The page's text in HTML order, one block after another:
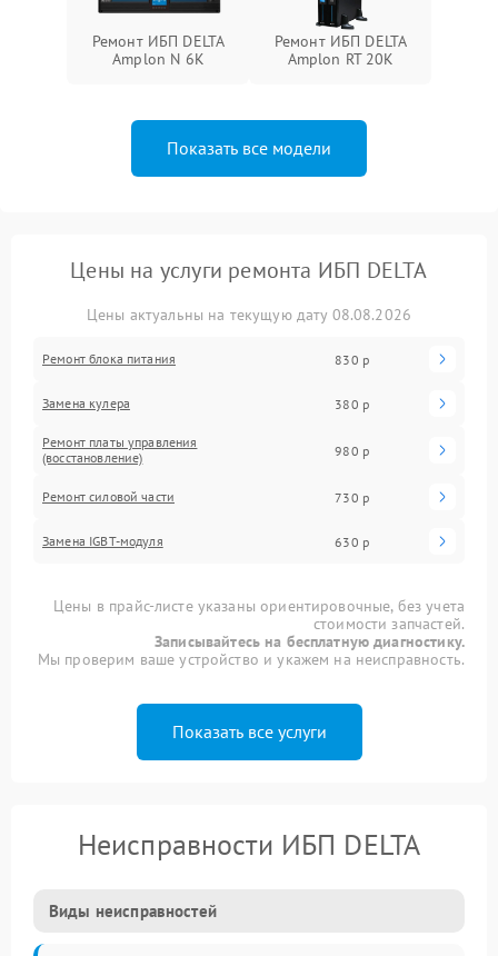
Ремонт ИБП DELTA
Amplon N 6K
Ремонт ИБП DELTA
Amplon RT 20K
Показать все модели
Цены на услуги ремонта ИБП DELTA
Цены актуальны на текущую дату 08.08.2026
Ремонт блока питания 830 р
Замена кулера 380 р
Ремонт платы управления
(восстановление)
980 р
Ремонт силовой части 730 р
Замена IGBT-модуля 630 р
Цены в прайс-листе указаны ориентировочные, без учета
стоимости запчастей.
Записывайтесь на бесплатную диагностику.
Мы проверим ваше устройство и укажем на неисправность.
Показать все услуги
Неисправности ИБП DELTA
Виды неисправностей